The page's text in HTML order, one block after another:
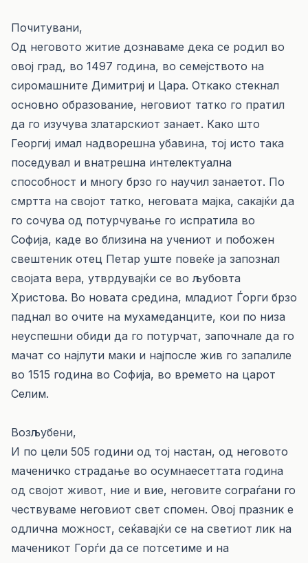
Почитувани,
Од неговото житие дознаваме дека се родил во
овој град, во 1497 година, во семејството на
сиромашните Димитриј и Цара. Откако стекнал
основно образование, неговиот татко го пратил
да го изучува златарскиот занает. Како што
Георгиј имал надворешна убавина, тој исто така
поседувал и внатрешна интелектуална
способност и многу брзо го научил занаетот. По
смртта на својот татко, неговата мајка, сакајќи да
го сочува од потурчување го испратила во
Софија, каде во близина на учениот и побожен
свештеник отец Петар уште повеќе ја запознал
својата вера, утврдувајќи се во љубовта
Христова. Во новата средина, младиот Ѓорги брзо
паднал во очите на мухамеданците, кои по низа
неуспешни обиди да го потурчат, започнале да го
мачат со најлути маки и најпосле жив го запалиле
во 1515 година во Софија, во времето на царот
Селим.
Возљубени,
И по цели 505 години од тој настан, од неговото
маченичко страдање во осумнаесеттата година
од својот живот, ние и вие, неговите сограѓани го
чествуваме неговиот свет спомен. Овој празник е
одлична можност, сеќавајќи се на светиот лик на
маченикот Горѓи да се потсетиме и на